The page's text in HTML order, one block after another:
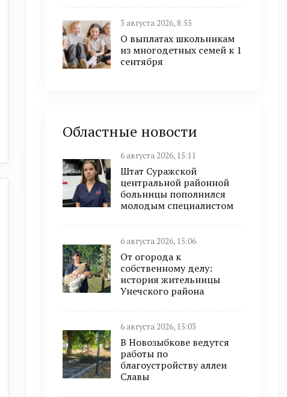
3 августа 2026, 8:55
О выплатах школьникам
из многодетных семей к 1
сентября
Областные новости
6 августа 2026, 15:11
Штат Суражской
центральной районной
больницы пополнился
молодым специалистом
6 августа 2026, 15:06
От огорода к
собственному делу:
история жительницы
Унечского района
6 августа 2026, 15:03
В Новозыбкове ведутся
работы по
благоустройству аллеи
Славы